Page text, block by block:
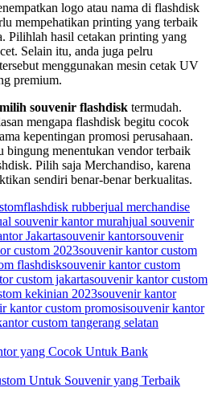
logo atau nama di flashdisk
mempehatikan printing yang terbaik
Pilihlah hasil cetakan printing yang
Selain itu, anda juga pelru
menggunakan mesin cetak UV
premium.
souvenir flashdisk termudah.
mengapa flashdisk begitu cocok
kepentingan promosi perusahaan.
bingung menentukan vendor terbaik
Pilih saja Merchandiso, karena
sendiri benar-benar berkualitas.
flashdisk rubberjual merchandise
souvenir kantor murahjual souvenir
Jakartasouvenir kantorsouvenir
custom 2023souvenir kantor custom
flashdisksouvenir kantor custom
custom jakartasouvenir kantor custom
kekinian 2023souvenir kantor
kantor custom promosisouvenir kantor
custom tangerang selatan
yang Cocok Untuk Bank
Untuk Souvenir yang Terbaik